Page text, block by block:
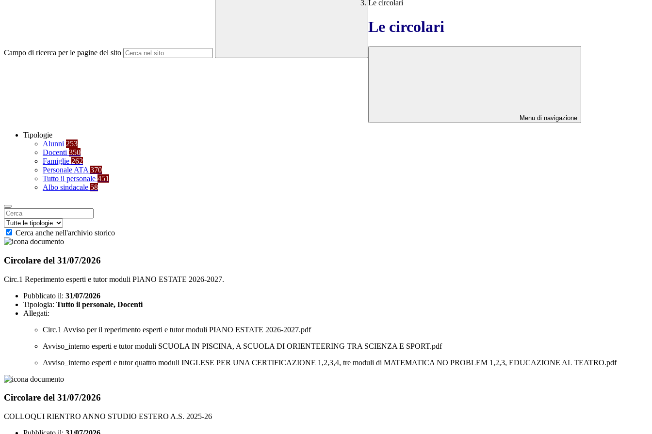
Campo di ricerca per le pagine del sito
Le circolari
Le circolari
Menu di navigazione
Tipologie
Alunni 253
Docenti 350
Famiglie 262
Personale ATA 370
Tutto il personale 451
Albo sindacale 58
Cerca anche nell'archivio storico
Circolare del 31/07/2026
Circ.1 Reperimento esperti e tutor moduli PIANO ESTATE 2026-2027.
Pubblicato il: 31/07/2026
Tipologia: Tutto il personale, Docenti
Allegati:
Circ.1 Avviso per il reperimento esperti e tutor moduli PIANO ESTATE 2026-2027.pdf
Avviso_interno esperti e tutor moduli SCUOLA IN PISCINA, A SCUOLA DI ORIENTEERING TRA SCIENZA E SPORT.pdf
Avviso_interno esperti e tutor quattro moduli INGLESE PER UNA CERTIFICAZIONE 1,2,3,4, tre moduli di MATEMATICA NO PROBLEM 1,2,3, EDUCAZIONE AL TEATRO.pdf
Circolare del 31/07/2026
COLLOQUI RIENTRO ANNO STUDIO ESTERO A.S. 2025-26